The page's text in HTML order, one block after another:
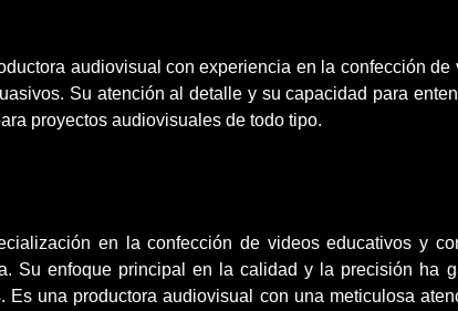
audiovisual con experiencia en la confección
Su atención al detalle y su capacidad para
proyectos audiovisuales de todo tipo.
en la confección de videos educativos y
Su enfoque principal en la calidad y la precisión ha
Es una productora audiovisual con una meticulosa